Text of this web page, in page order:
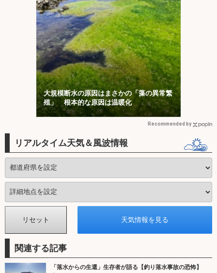
大規模断水の原因はまさかの「藻の異常繁
殖」 根本的な原因は温暖化
Recommended by
リアルタイム天気＆風波情報
関連する記事
「落水からの生還」生存者が語る【釣り落水事故の恐怖】